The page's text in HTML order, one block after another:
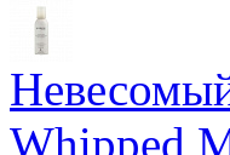
Whipped